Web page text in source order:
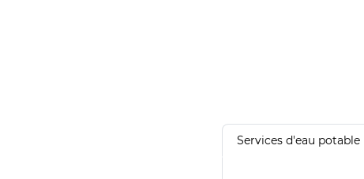
Services d'eau potable